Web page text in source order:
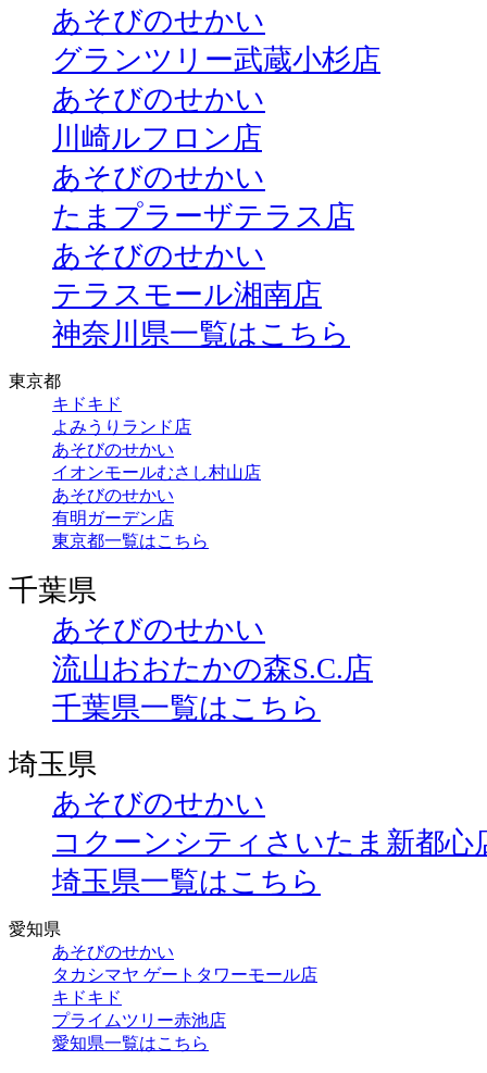
あそびのせかい
グランツリー武蔵小杉店
あそびのせかい
川崎ルフロン店
あそびのせかい
たまプラーザテラス店
あそびのせかい
テラスモール湘南店
神奈川県一覧はこちら
東京都
キドキド
よみうりランド店
あそびのせかい
イオンモールむさし村山店
あそびのせかい
有明ガーデン店
東京都一覧はこちら
千葉県
あそびのせかい
流山おおたかの森S.C.店
千葉県一覧はこちら
埼玉県
あそびのせかい
コクーンシティさいたま新都心
埼玉県一覧はこちら
愛知県
あそびのせかい
タカシマヤ ゲートタワーモール店
キドキド
プライムツリー赤池店
愛知県一覧はこちら